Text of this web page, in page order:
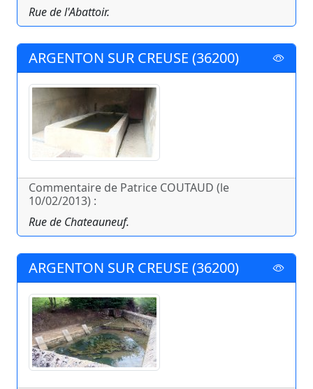
Rue de l'Abattoir.
ARGENTON SUR CREUSE (36200)
Commentaire de Patrice COUTAUD (le
10/02/2013) :
Rue de Chateauneuf.
ARGENTON SUR CREUSE (36200)